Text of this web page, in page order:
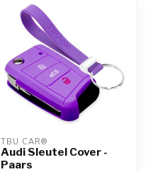
TBU CAR®
Audi Sleutel Cover -
Paars